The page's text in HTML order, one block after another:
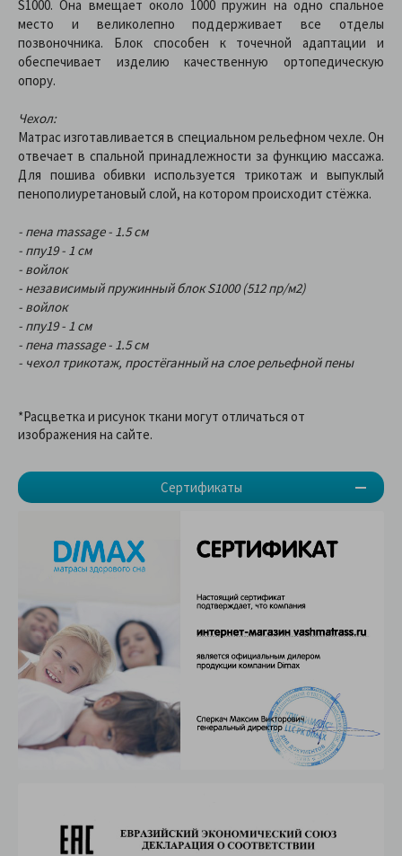
Сертификаты
S1000. Она вмещает около 1000 пружин на одно спальное
место и великолепно поддерживает все отделы
позвоночника. Блок способен к точечной адаптации и
обеспечивает изделию качественную ортопедическую
опору.
Чехол:
Матрас изготавливается в специальном рельефном чехле. Он
отвечает в спальной принадлежности за функцию массажа.
Для пошива обивки используется трикотаж и выпуклый
пенополиуретановый слой, на котором происходит стёжка.
- пена massage - 1.5 см
- ппу19 - 1 см
- войлок
- независимый пружинный блок S1000 (512 пр/м2)
- войлок
- ппу19 - 1 см
- пена massage - 1.5 см
- чехол трикотаж, простёганный на слое рельефной пены
*Расцветка и рисунок ткани могут отличаться от
изображения на сайте.